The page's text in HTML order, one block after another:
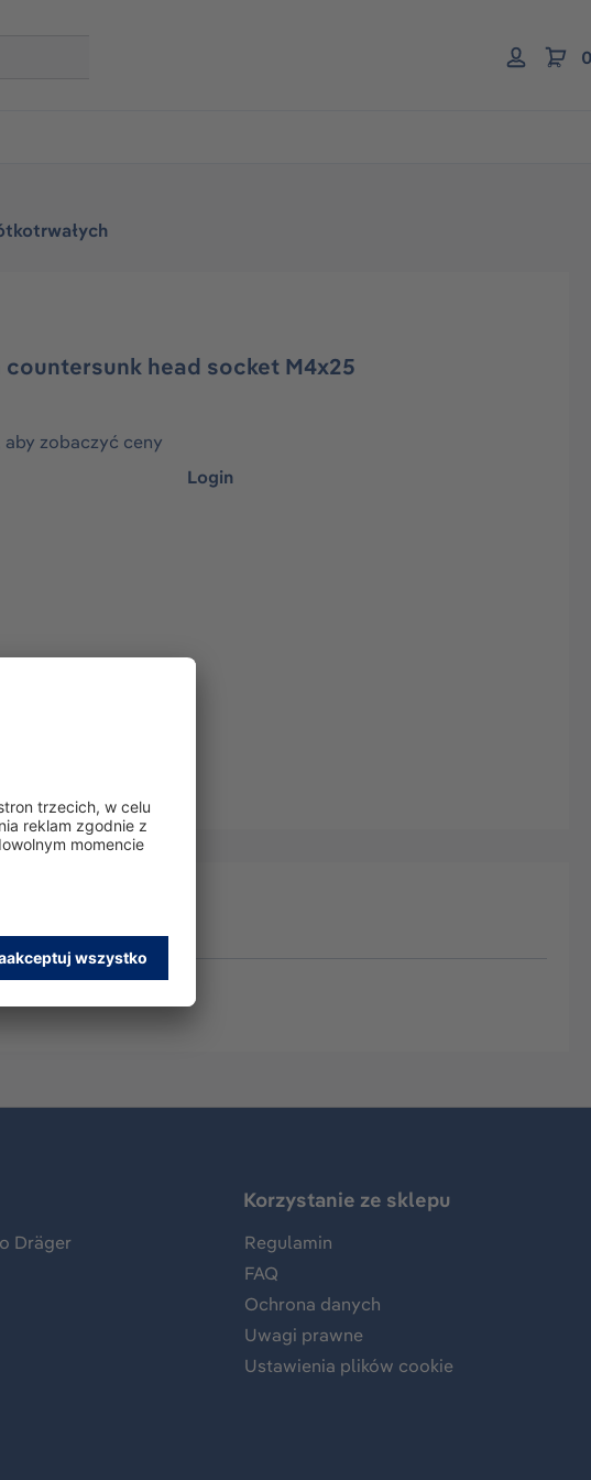
countersunk head socket M4x25
aby zobaczyć ceny
Login
Dräger
Korzystanie ze sklepu
Regulamin
FAQ
Ochrona danych
Uwagi prawne
Ustawienia plików cookie